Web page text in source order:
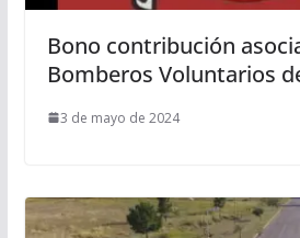
Bono contribución
Bomberos Voluntarios
3 de mayo de 2024